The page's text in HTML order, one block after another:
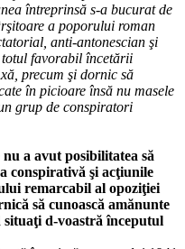
întreprinsă s-a bucurat de
a poporului roman
anti-antonescian şi
favorabil încetării
precum şi dornic să
în picioare însă nu masele
grup de conspiratori
a avut posibilitatea să
conspirativă şi acţiunile
remarcabil al opoziţiei
să cunoască amănunte
d-voastră începutul